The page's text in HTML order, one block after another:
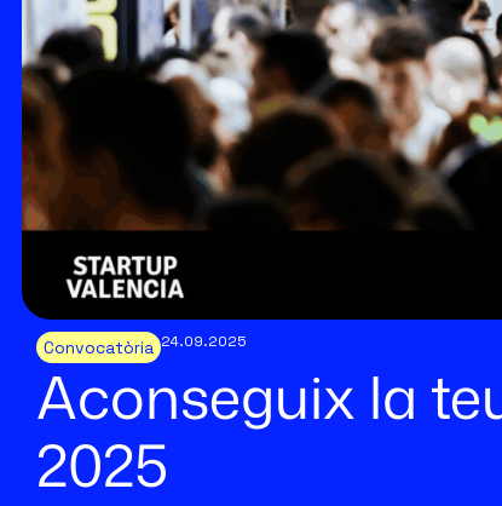
Convocatòria 24.09.2025
Aconseguix la
2025